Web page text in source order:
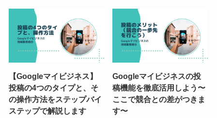
【Googleマイビジネス】
投稿の4つのタイプと、そ
の操作方法をステップバイ
ステップで解説します
Googleマイビジネスの投
稿機能を徹底活用しよう〜
ここで競合との差がつきま
す〜